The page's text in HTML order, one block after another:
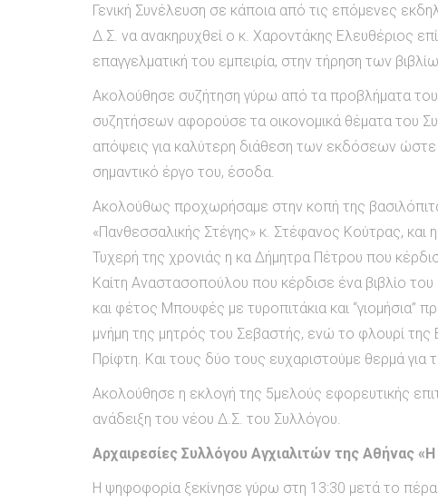
Γενική Συνέλευση σε κάποια από τις επόμενες
Δ.Σ. να ανακηρυχθεί ο κ. Χαροντάκης Ελευθέριος
επαγγελματική του εμπειρία, στην τήρηση των
Ακολούθησε συζήτηση γύρω από τα προβλήματα
συζητήσεων αφορούσε τα οικονομικά θέματα του
απόψεις για καλύτερη διάθεση των εκδόσεων ώστε
σημαντικό έργο του, έσοδα.
Ακολούθως προχωρήσαμε στην κοπή της
«Πανθεσσαλικής Στέγης» κ. Στέφανος Κούτρας,
Τυχερή της χρονιάς η κα Δήμητρα Πέτρου που
Καίτη Αναστασοπούλου που κέρδισε ένα βιβλίο
και φέτος Μπουφές με τυροπιτάκια και
μνήμη της μητρός του Σεβαστής, ενώ το φλουρί
Πρίφτη. Και τους δύο τους ευχαριστούμε θερμά για
Ακολούθησε η εκλογή της 5μελούς εφορευτικής
ανάδειξη του νέου Δ.Σ. του Συλλόγου.
Αρχαιρεσίες Συλλόγου Αγχιαλιτών της Αθήνας
Η ψηφοφορία ξεκίνησε γύρω στη 13:30 μετά το